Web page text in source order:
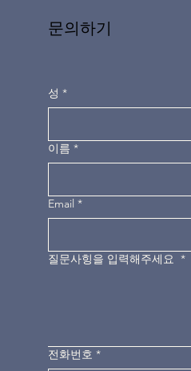
문의하기
성 *
이름 *
Email *
질문사힝을 입력해주세요 *
전화번호 *